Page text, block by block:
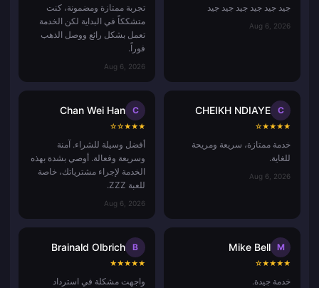
جيد جيد جيد جيد جيد جيد
Aug 6, 2026
تجربة ممتازة ومضمونة، كنت
متشككاً في البداية لكن الخدمة
تعمل بشكل رائع ووصل الذهب
فوراً.
Aug 6, 2026
C
CHEIKH NDIAYE
★
★
★
★
☆
خدمة ممتازة، سريعة ومريحة
للغاية.
Aug 6, 2026
C
Chan Wei Han
★
★
★
☆
☆
أفضل وسيلة للشراء. آمنة
وسريعة وفعالة. أوصي بشدة بهذه
الخدمة لإجراء مشترياتك، خاصة
للعبة ZZZ.
Aug 6, 2026
M
Mike Bell
★
★
★
★
☆
خدمة جيدة.
B
Brainald Olbrich
★
★
★
★
★
واجهت مشكلة في استرداد